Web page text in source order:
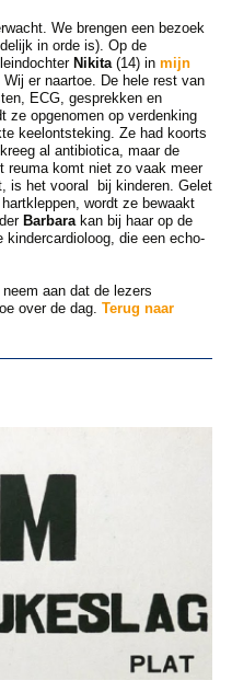
We brengen een bezoek
in orde is). Op de
Nikita(14) in mijn
er naartoe. De hele rest van
ECG, gesprekken en
ze opgenomen op verdenking
keelontsteking. Ze had koorts
al antibiotica, maar de
reuma komt niet zo vaak meer
is het vooral bij kinderen. Gelet
wordt ze bewaakt
Barbarakan bij haar op de
die een echo-
aan dat de lezers
over de dag. Terug naar